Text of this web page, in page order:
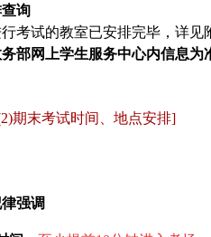
询
考试的教室已安排完毕，详见
部网上学生服务中心内信息为
期末考试时间、地点安排]
强调